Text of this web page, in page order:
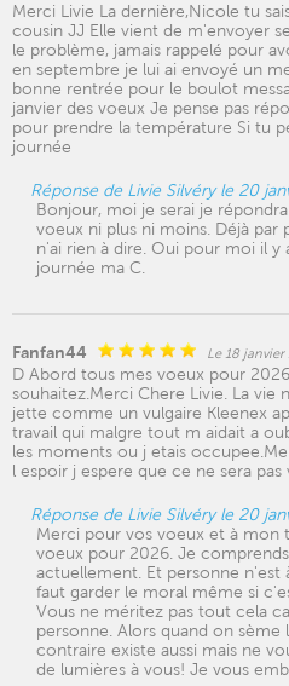
Merci Livie La dernière,Nicole tu
cousin JJ Elle vient de m'envoyer
le problème, jamais rappelé pour
en septembre je lui ai envoyé un
bonne rentrée pour le boulot
janvier des voeux Je pense pas
pour prendre la température Si tu
journée
Réponse de Livie Silvéry le 20
Bonjour, moi je serai je
voeux ni plus ni moins. Déjà par
n'ai rien à dire. Oui pour moi il y
journée ma C.
Fanfan44 Le 18 janvier
D Abord tous mes voeux pour
souhaitez.Merci Chere Livie. La vie
jette comme un vulgaire Kleenex
travail qui malgre tout m aidait a
les moments ou j etais
l espoir j espere que ce ne sera
Réponse de Livie Silvéry le 20
Merci pour vos voeux et à mon
voeux pour 2026. Je
actuellement. Et personne n'est
faut garder le moral même si
Vous ne méritez pas tout cela
personne. Alors quand on
contraire existe aussi mais ne
de lumières à vous! Je vous